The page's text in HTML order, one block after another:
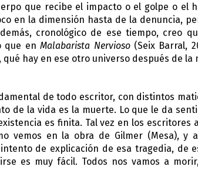
que recibe el impacto o el golpe o el
en la dimensión hasta de la denuncia,
cronológico de ese tiempo, creo
que en Malabarista Nervioso (Seix Barral,
hay en ese otro universo después de la
de todo escritor, con distintos
de la vida es la muerte. Lo que le da
es finita. Tal vez en los escritores
vemos en la obra de Gilmer (Mesa), y
de explicación de esa tragedia, de
es muy fácil. Todos nos vamos a